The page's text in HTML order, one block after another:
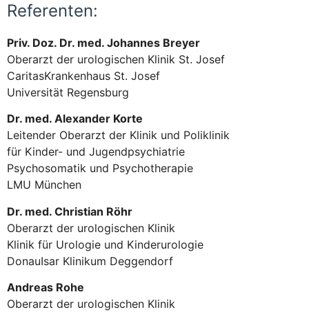
Referenten:
Priv. Doz. Dr. med. Johannes Breyer
Oberarzt der urologischen Klinik St. Josef
CaritasKrankenhaus St. Josef
Universität Regensburg
Dr. med. Alexander Korte
Leitender Oberarzt der Klinik und Poliklinik
für Kinder- und Jugendpsychiatrie
Psychosomatik und Psychotherapie
LMU München
Dr. med. Christian Röhr
Oberarzt der urologischen Klinik
Klinik für Urologie und Kinderurologie
DonauIsar Klinikum Deggendorf
Andreas Rohe
Oberarzt der urologischen Klinik